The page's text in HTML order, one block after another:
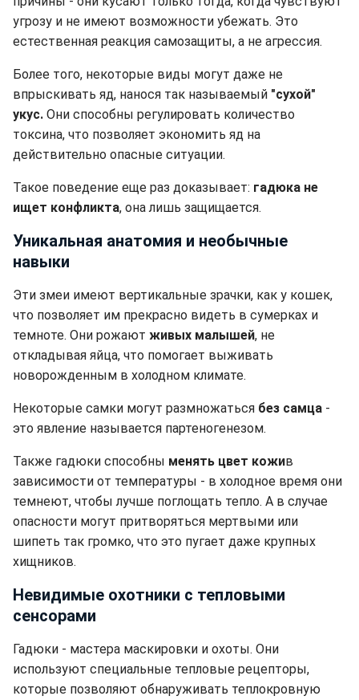
угрозу и не имеют возможности убежать. Это
естественная реакция самозащиты, а не агрессия.
Более того, некоторые виды могут даже не
впрыскивать яд, нанося так называемый "сухой"
укус. Они способны регулировать количество
токсина, что позволяет экономить яд на
действительно опасные ситуации.
Такое поведение еще раз доказывает: гадюка не
ищет конфликта, она лишь защищается.
Уникальная анатомия и необычные
навыки
Эти змеи имеют вертикальные зрачки, как у кошек,
что позволяет им прекрасно видеть в сумерках и
темноте. Они рожают живых малышей, не
откладывая яйца, что помогает выживать
новорожденным в холодном климате.
Некоторые самки могут размножаться без самца -
это явление называется партеногенезом.
Также гадюки способны менять цвет кожив
зависимости от температуры - в холодное время они
темнеют, чтобы лучше поглощать тепло. А в случае
опасности могут притворяться мертвыми или
шипеть так громко, что это пугает даже крупных
хищников.
Невидимые охотники с тепловыми
сенсорами
Гадюки - мастера маскировки и охоты. Они
используют специальные тепловые рецепторы,
которые позволяют обнаруживать теплокровную